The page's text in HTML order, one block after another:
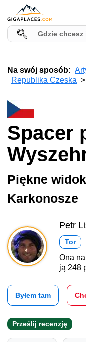
Na swój sposób:
Republika Czeska
Spacer
Piękne
Karkonosze
Petr
Tor
Ona
ją 248
Byłem tam
Prześlij recenzję